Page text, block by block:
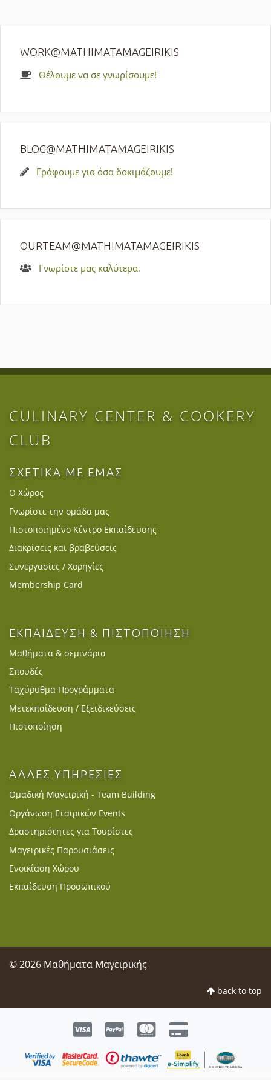
WORK@MATHIMATAMAGEIRIKIS
Θέλουμε να σε γνωρίσουμε!
BLOG@MATHIMATAMAGEIRIKIS
Γράφουμε για όσα δοκιμάζουμε!
OURTEAM@MATHIMATAMAGEIRIKIS
Γνωρίστε μας καλύτερα.
CULINARY CENTER & COOKERY
CLUB
ΣΧΕΤΙΚΑ ΜΕ ΕΜΑΣ
Ο Χώρος
Γνωρίστε την ομάδα μας
Πιστοποιημένο Κέντρο Εκπαίδευσης
Διακρίσεις και βραβεύσεις
Συνεργασίες / Χορηγίες
Membership Card
ΕΚΠΑΙΔΕΥΣΗ & ΠΙΣΤΟΠΟΙΗΣΗ
Μαθήματα & σεμινάρια
Σπουδές
Ταχύρυθμα Προγράμματα
Μετεκπαίδευση / Εξειδικεύσεις
Πιστοποίηση
ΑΛΛΕΣ ΥΠΗΡΕΣΙΕΣ
Ομαδική Μαγειρική - Team Building
Οργάνωση Εταιρικών Events
Δραστηριότητες για Τουρίστες
Μαγειρικές Παρουσιάσεις
Ενοικίαση Χώρου
Εκπαίδευση Προσωπικού
© 2026 Μαθήματα Μαγειρικής
back to top